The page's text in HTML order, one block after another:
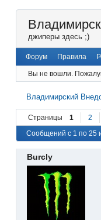
джиперы здесь ;)
Форум Правила
Вы не вошли.
Владимирский
Страницы 1 2
Сообщений с 1 по 25
Burcly